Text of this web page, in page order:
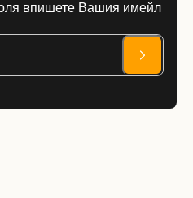
впишете Вашия имейл